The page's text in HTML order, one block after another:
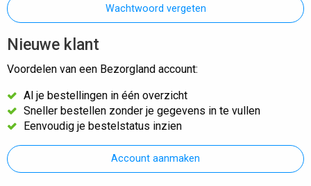
Wachtwoord vergeten
Nieuwe klant
Voordelen van een Bezorgland account:
Al je bestellingen in één overzicht
Sneller bestellen zonder je gegevens in te vullen
Eenvoudig je bestelstatus inzien
Account aanmaken